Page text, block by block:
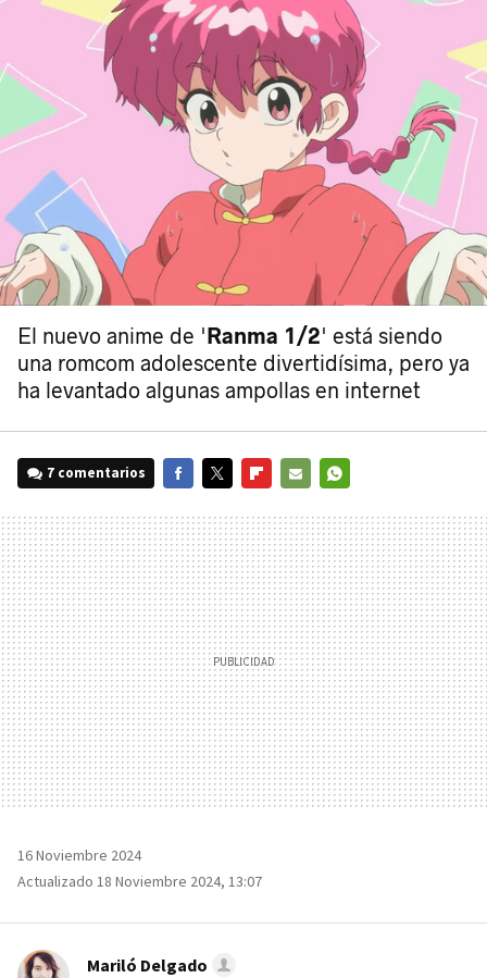
El nuevo anime de 'Ranma 1/2' está siendo
una romcom adolescente divertidísima, pero ya
ha levantado algunas ampollas en internet
7 comentarios
MAIL
16 Noviembre 2024
Actualizado 18 Noviembre 2024, 13:07
Mariló Delgado